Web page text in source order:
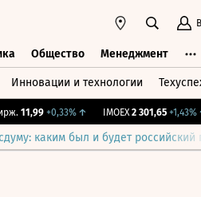
Общество Менеджмент
Инновации и технологии
11,99 +0,33%↑ IMOEX 2 301,65 +1,43%↑
каким был и будет российский